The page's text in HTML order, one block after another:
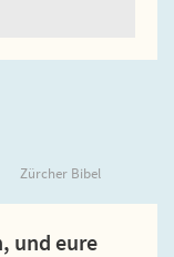
Zürcher Bibel
und eure